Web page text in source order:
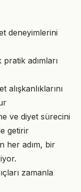
deneyimlerini
adımları
alışkanlıklarını
ve diyet sürecini
getirir
her adım, bir
zamanla